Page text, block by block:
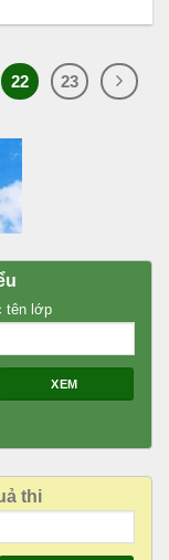
22 23
tên lớp
XEM
thi